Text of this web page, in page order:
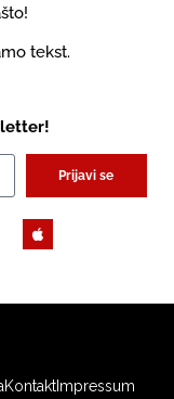
tekst.
Prijavi se
KontaktImpressum